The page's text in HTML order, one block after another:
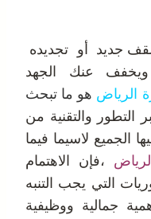
جديد أو تجديده
عنك الجهد
الرياض هو ما تبحث
التطور والتقنية من
الجميع لاسيما فيما
،فإن الاهتمام
التي يجب التنبه
جمالية ووظيفية